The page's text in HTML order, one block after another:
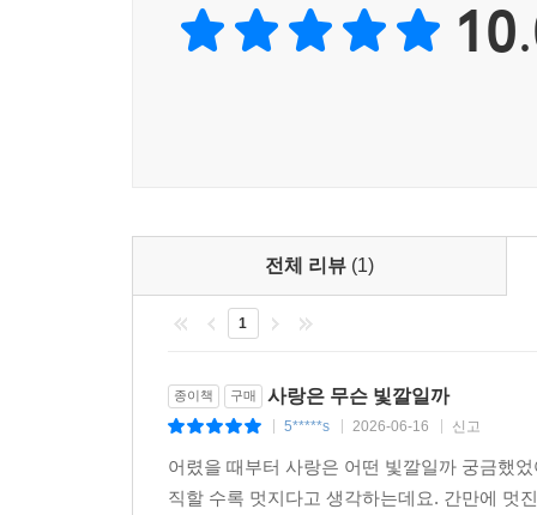
자신이 원하는 것이 무엇인지 이리저리 헤매다
전체 리뷰 (1)
1
종이책 구매 사랑은 무슨 빛깔일까
5*****s 2026-06-16 신고
어렸을 때부터 사랑은 어떤 빛깔일까 궁금했
직할 수록 멋지다고 생각하는데요. 간만에 멋